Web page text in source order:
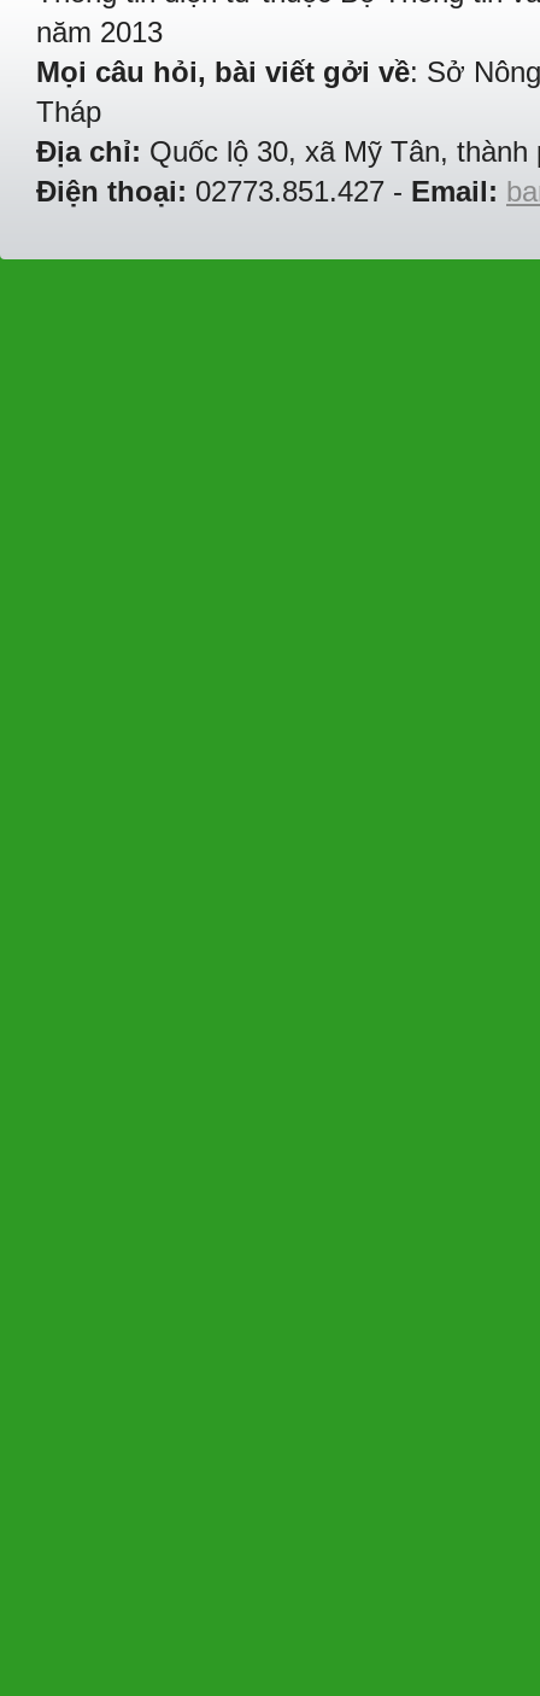
năm 2013
Mọi câu hỏi, bài viết gởi về: Sở
Tháp
Địa chỉ: Quốc lộ 30, xã Mỹ Tân,
Điện thoại: 02773.851.427 - Email: